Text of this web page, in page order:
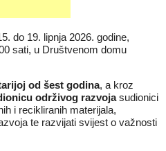
do 19. lipnja 2026. godine,
sati, u Društvenom domu
od šest godina, a kroz
održivog razvojasudionici
i recikliranih materijala,
te razvijati svijest o važnosti